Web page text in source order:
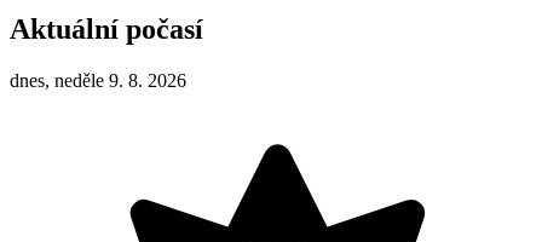
Aktuální počasí
dnes, neděle 9. 8. 2026